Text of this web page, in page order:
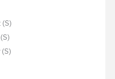
(S)